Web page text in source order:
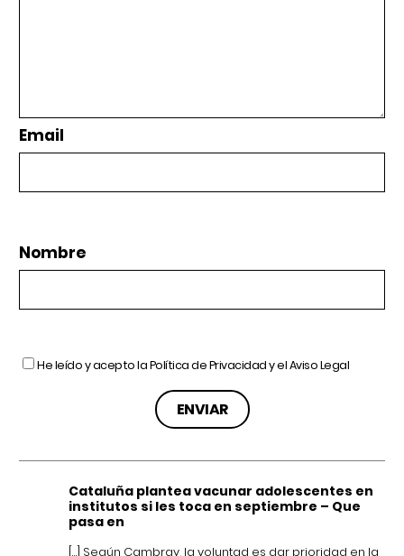
Email
Nombre
He leído y acepto laPolítica de Privacidady elAviso Legal
Cataluña plantea vacunar adolescentes en
institutos si les toca en septiembre – Que
pasa en
[…] Según Cambray, la voluntad es dar prioridad en la